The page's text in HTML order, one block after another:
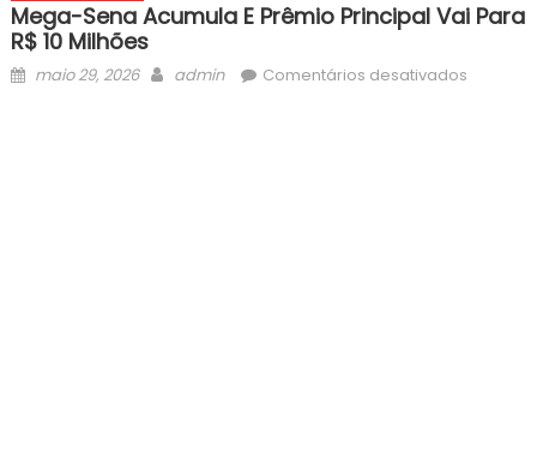
Mega-Sena Acumula E Prêmio Principal Vai Para
R$ 10 Milhões
Posted
maio 29, 2026 Author
admin Comentários desativadosem